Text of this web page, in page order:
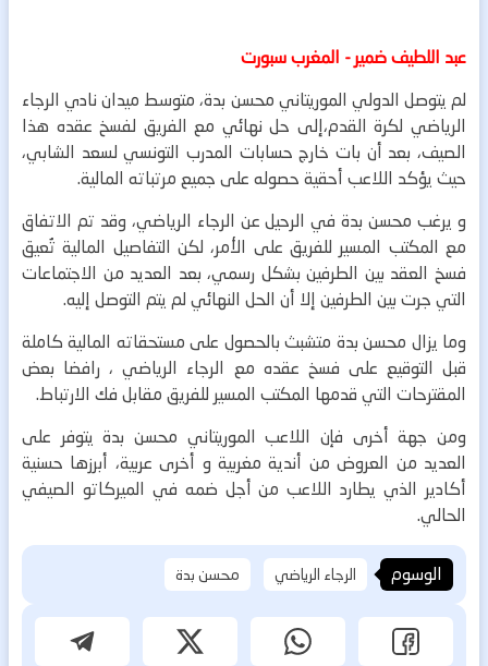
عبد اللطيف ضمير - المغرب سبورت
لم يتوصل الدولي الموريتاني محسن بدة، متوسط ميدان نادي الرجاء
الرياضي لكرة القدم،إلى حل نهائي مع الفريق لفسخ عقده هذا
الصيف، بعد أن بات خارج حسابات المدرب التونسي لسعد الشابي،
حيث يؤكد اللاعب أحقية حصوله على جميع مرتباته المالية.
و يرغب محسن بدة في الرحيل عن الرجاء الرياضي، وقد تم الاتفاق
مع المكتب المسير للفريق على الأمر، لكن التفاصيل المالية تُعيق
فسخ العقد بين الطرفين بشكل رسمي، بعد العديد من الاجتماعات
التي جرت بين الطرفين إلا أن الحل النهائي لم يتم التوصل إليه.
وما يزال محسن بدة متشبث بالحصول على مستحقاته المالية كاملة
قبل التوقيع على فسخ عقده مع الرجاء الرياضي ، رافضا بعض
المقترحات التي قدمها المكتب المسير للفريق مقابل فك الارتباط.
ومن جهة أخرى فإن اللاعب الموريتاني محسن بدة يتوفر على
العديد من العروض من أندية مغربية و أخرى عربية، أبرزها حسنية
أكادير الذي يطارد اللاعب من أجل ضمه في الميركاتو الصيفي
الحالي.
الوسوم الرجاء الرياضي محسن بدة